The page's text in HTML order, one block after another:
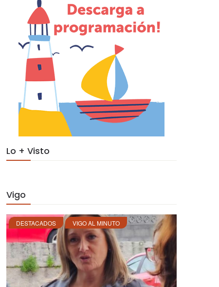
Lo + Visto
Vigo
DESTACADOS VIGO AL MINUTO